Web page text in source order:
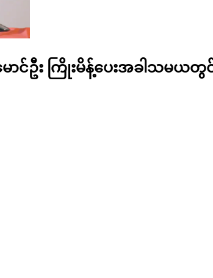
င်ဦး ကြိုးမိန့်ပေးအခါသမယတွ